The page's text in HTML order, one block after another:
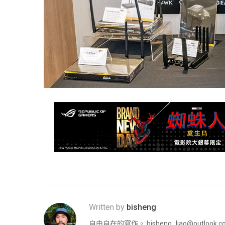
Written by bisheng
自由自在的寫作。